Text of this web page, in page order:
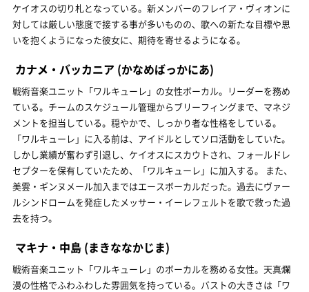
ケイオスの切り札となっている。新メンバーのフレイア・ヴィオンに
対しては厳しい態度で接する事が多いものの、歌への新たな目標や思
いを抱くようになった彼女に、期待を寄せるようになる。
カナメ・バッカニア (かなめばっかにあ)
戦術音楽ユニット「ワルキューレ」の女性ボーカル。リーダーを務め
ている。チームのスケジュール管理からブリーフィングまで、マネジ
メントを担当している。穏やかで、しっかり者な性格をしている。
「ワルキューレ」に入る前は、アイドルとしてソロ活動をしていた。
しかし業績が奮わず引退し、ケイオスにスカウトされ、フォールドレ
セプターを保有していたため、「ワルキューレ」に加入する。 また、
美雲・ギンヌメール加入まではエースボーカルだった。過去にヴァー
ルシンドロームを発症したメッサー・イーレフェルトを歌で救った過
去を持つ。
マキナ・中島 (まきななかじま)
戦術音楽ユニット「ワルキューレ」のボーカルを務める女性。天真爛
漫の性格でふわふわした雰囲気を持っている。バストの大きさは「ワ